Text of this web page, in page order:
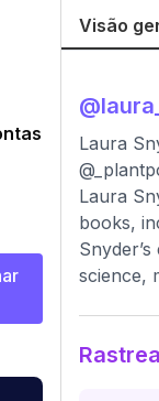
Visão
@
Laura
Laura
books,
science,